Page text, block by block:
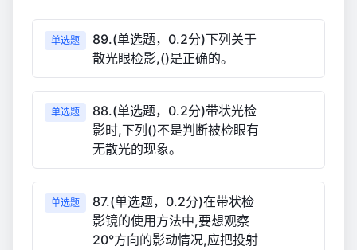
单选题
89.(单选题，0.2分)下列关于
散光眼检影,()是正确的。
单选题
88.(单选题，0.2分)带状光检
影时,下列()不是判断被检眼有
无散光的现象。
单选题
87.(单选题，0.2分)在带状检
影镜的使用方法中,要想观察
20°方向的影动情况,应把投射